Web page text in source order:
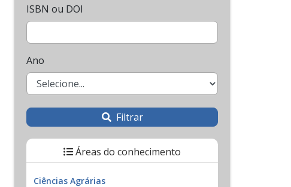
ISBN ou DOI
Ano
Filtrar
Áreas do conhecimento
Ciências Agrárias